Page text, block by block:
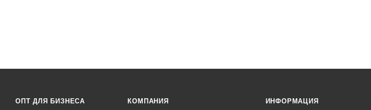
ОПТ ДЛЯ БИЗНЕСА КОМПАНИЯ ИНФОРМАЦИЯ